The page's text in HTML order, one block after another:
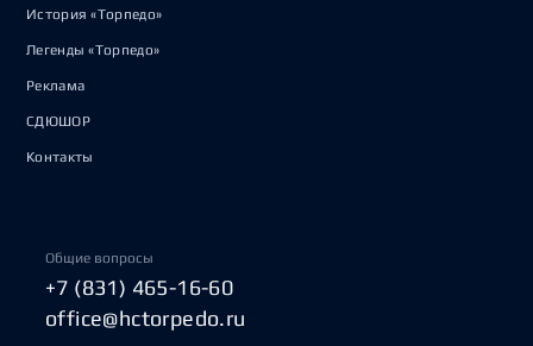
История «Торпедо»
Легенды «Торпедо»
Реклама
СДЮШОР
Контакты
Общие вопросы
+7 (831) 465-16-60
office@hctorpedo.ru